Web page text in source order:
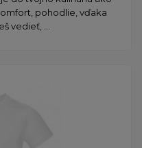
pohodlie, vďaka
vedieť, ...